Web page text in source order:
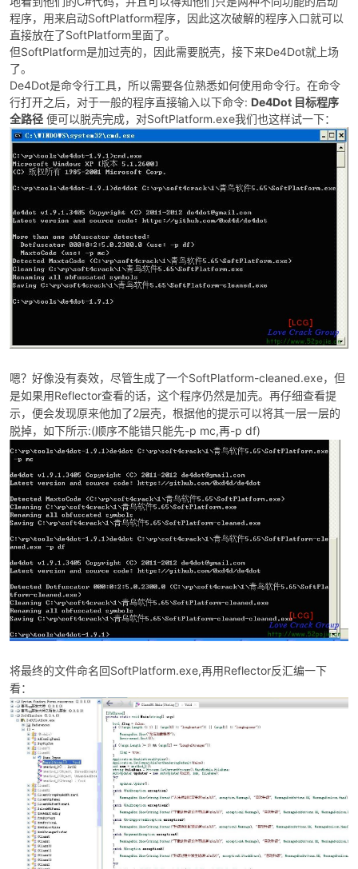
程序，用来启动SoftPlatform程序，因此这次破解的程序入口就可以
直接放在了SoftPlatform里面了。
但SoftPlatform是加过壳的，因此需要脱壳，接下来De4Dot就上场
了。
De4Dot是命令行工具，所以需要各位熟悉如何使用命令行。在命令
行打开之后，对于一般的程序直接输入以下命令: De4Dot 目标程序
全路径 便可以脱壳完成，对SoftPlatform.exe我们也这样试一下：
嗯？好像没有奏效，尽管生成了一个SoftPlatform-cleaned.exe，但
是如果用 Reflector查看的话，这个程序仍然是加壳。再仔细查看提
示，便会发现原来他加了 2层壳，根据他的提示可以将其一层一层的
脱掉，如下所示:(顺序不能错只能先-p mc,再-p df)
将最终的文件命名回 SoftPlatform.exe,再用 Reflector反汇编一下
看：